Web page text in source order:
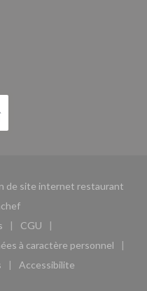
de site internet restaurant
((ouvre une nouvelle
une nouvelle fenêtre))
CGU
((ouvre une nouvelle
à caractère personnel
une nouvelle fenêtre))
nouvelle fenêtre))
Accessibilite